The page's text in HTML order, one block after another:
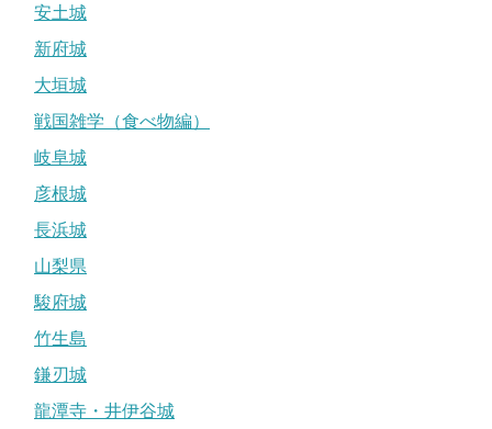
安土城
新府城
大垣城
戦国雑学（食べ物編）
岐阜城
彦根城
長浜城
山梨県
駿府城
竹生島
鎌刃城
龍潭寺・井伊谷城